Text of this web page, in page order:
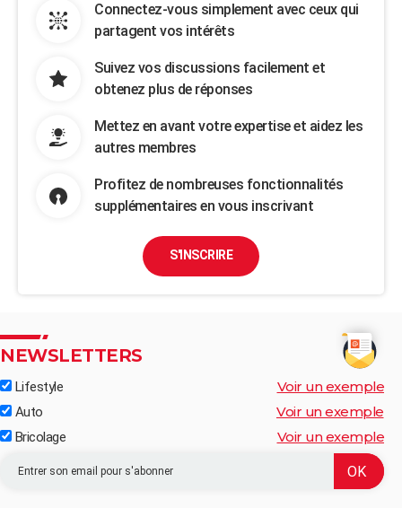
Connectez-vous simplement avec ceux qui
partagent vos intérêts
Suivez vos discussions facilement et
obtenez plus de réponses
Mettez en avant votre expertise et aidez les
autres membres
Profitez de nombreuses fonctionnalités
supplémentaires en vous inscrivant
S'INSCRIRE
NEWSLETTERS
Lifestyle Voir un exemple
Auto Voir un exemple
Bricolage Voir un exemple